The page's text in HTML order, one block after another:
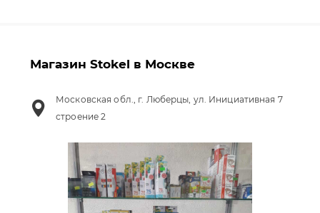
Магазин Stokel в Москве
Московская обл., г. Люберцы, ул. Инициативная 7
строение 2